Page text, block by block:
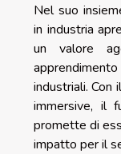
Nel suo
in industria
un valore
industriali. Con
immersive, il
promette di
impatto per il